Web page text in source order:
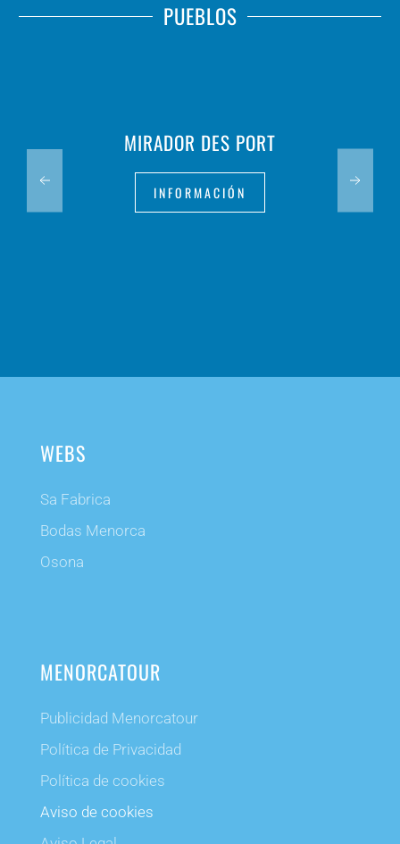
PUEBLOS
MIRADOR DES PORT
INFORMACIÓN
WEBS
Sa Fabrica
Bodas Menorca
Osona
MENORCATOUR
Publicidad Menorcatour
Política de Privacidad
Política de cookies
Aviso de cookies